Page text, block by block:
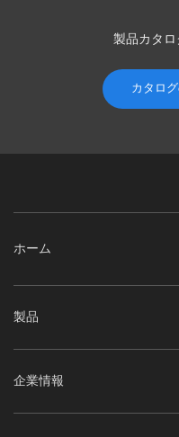
製品カタロ
カタロ
ホーム
製品
企業情報